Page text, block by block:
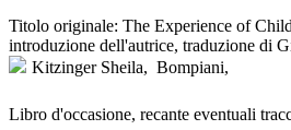
Titolo originale: The Experience of
introduzione dell'autrice, traduzione di
Kitzinger Sheila, Bompiani,
Libro d'occasione, recante eventuali